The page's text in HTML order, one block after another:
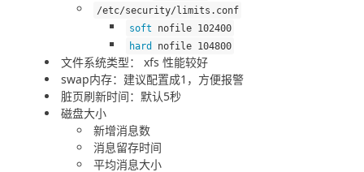
/etc/security/limits . conf
soft nofile 102400
hard
nofile 104800
文件系统类型： xfs 性能较好
swap内存：建议配置成1，方便报警
脏页刷新时间：默认5秒
磁盘大小
新增消息数
消息留存时间
平均消息大小